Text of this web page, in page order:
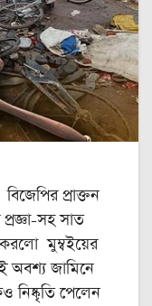
প্রাক্তন
সহ সাত
মুম্বইয়ের
জামিনে
নিষ্কৃতি পেলেন